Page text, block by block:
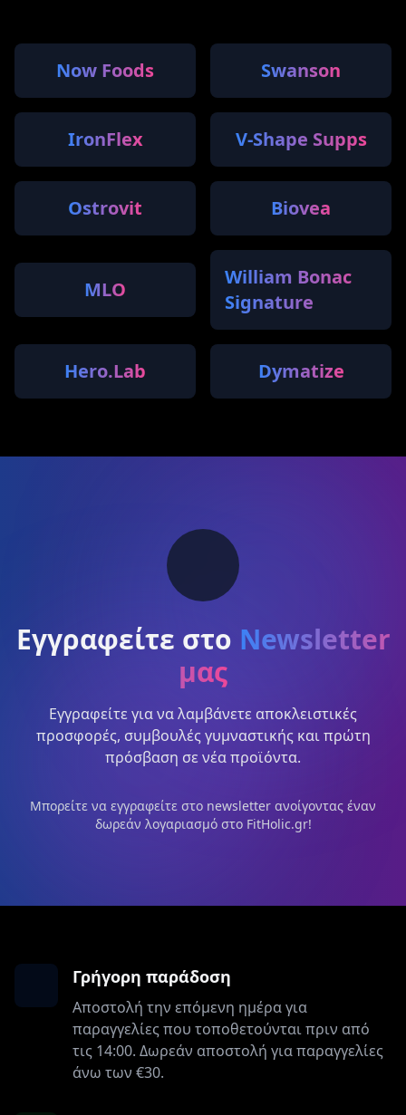
Now Foods Swanson
IronFlex V-Shape Supps
Ostrovit Biovea
MLO
William Bonac
Signature
Hero.Lab Dymatize
Εγγραφείτε στο Newsletter
μας
Εγγραφείτε για να λαμβάνετε αποκλειστικές
προσφορές, συμβουλές γυμναστικής και πρώτη
πρόσβαση σε νέα προϊόντα.
Μπορείτε να εγγραφείτε στο newsletter ανοίγοντας έναν
δωρεάν λογαριασμό στο FitHolic.gr!
Γρήγορη παράδοση
Αποστολή την επόμενη ημέρα για
παραγγελίες που τοποθετούνται πριν από
τις 14:00. Δωρεάν αποστολή για παραγγελίες
άνω των €30.